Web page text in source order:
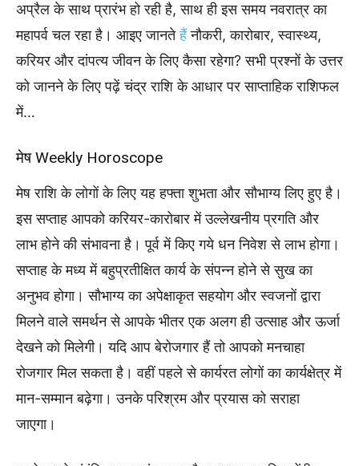
अप्रैल के साथ प्रारंभ हो रही है, साथ ही इस समय नवरात्र का
महापर्व चल रहा है। आइए जानतेहैंनौकरी, कारोबार, स्वास्थ्य,
करियर और दांपत्य जीवन के लिए कैसा रहेगा? सभी प्रश्नों के उत्तर
को जानने के लिए पढ़ें चंद्र राशि के आधार पर साप्ताहिक राशिफल
में…
मेष Weekly Horoscope
मेष राशि के लोगों के लिए यह हफ्ता शुभता और सौभाग्य लिए हुए है।
इस सप्ताह आपको करियर-कारोबार में उल्लेखनीय प्रगति और
लाभ होने की संभावना है। पूर्व में किए गये धन निवेश से लाभ होगा।
सप्ताह के मध्य में बहुप्रतीक्षित कार्य के संपन्न होने से सुख का
अनुभव होगा। सौभाग्य का अपेक्षाकृत सहयोग और स्वजनों द्वारा
मिलने वाले समर्थन से आपके भीतर एक अलग ही उत्साह और ऊर्जा
देखने को मिलेगी। यदि आप बेरोजगार हैं तो आपको मनचाहा
रोजगार मिल सकता है। वहीं पहले से कार्यरत लोगों का कार्यक्षेत्र में
मान-सम्मान बढ़ेगा। उनके परिश्रम और प्रयास को सराहा
जाएगा।